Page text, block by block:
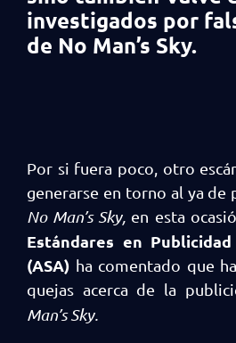
investigados por
de No Man’s Sky.
Por si fuera poco, otro
generarse en torno al ya de
No Man’s Sky, en esta
Estándares en
(ASA) ha comentado que
quejas acerca de la
Man’s Sky.